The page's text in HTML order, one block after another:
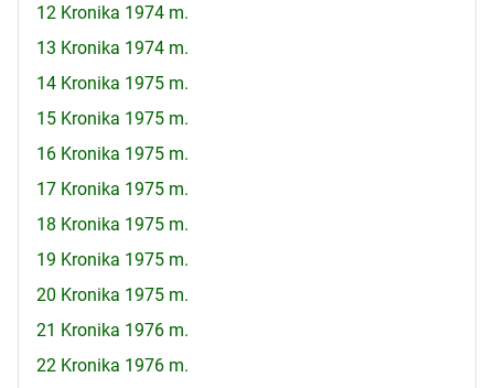
12 Kronika 1974 m.
13 Kronika 1974 m.
14 Kronika 1975 m.
15 Kronika 1975 m.
16 Kronika 1975 m.
17 Kronika 1975 m.
18 Kronika 1975 m.
19 Kronika 1975 m.
20 Kronika 1975 m.
21 Kronika 1976 m.
22 Kronika 1976 m.